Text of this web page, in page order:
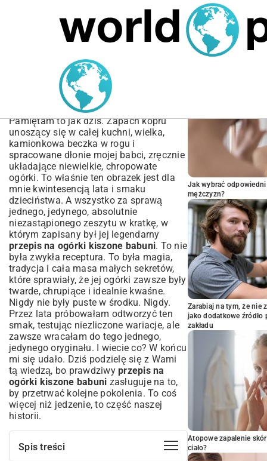
MARIUSZ ŁAMAGA 06.10.2025
Przepis na Ogórki Kiszone
Babuni – Tradycyjny Smak
Dzieciństwa
Pamiętam to jak dziś. Zapach kopru
unoszący się w całej kuchni, wielka,
kamionkowa beczka w rogu i
spracowane dłonie mojej babci, zręcznie
układające niewielkie, chropowate
ogórki. To właśnie ten obrazek jest dla
mnie kwintesencją lata i smaku
dzieciństwa. A wszystko za sprawą
jednego, jedynego, absolutnie
niezastąpionego zeszytu w kratkę, w
którym zapisany był jej legendarny
przepis na ogórki kiszone babuni. To nie
była zwykła receptura. To była magia,
tradycja i cała masa małych sekretów,
które sprawiały, że jej ogórki zawsze były
twarde, chrupiące i idealnie kwaśne.
Nigdy nie były puste w środku. Nigdy.
Przez lata próbowałam odtworzyć ten
smak, testując niezliczone wariacje, ale
zawsze wracałam do tego jednego,
jedynego oryginału. I wiecie co? W końcu
mi się udało. Dziś podzielę się z Wami
tą wiedzą, bo prawdziwy przepis na
ogórki kiszone babuni zasługuje na to,
by przetrwać kolejne pokolenia. To coś
więcej niż jedzenie, to część naszej
historii.
Spis treści
Jak wybrać
mężczyzn?
Zarabiaj na tym, że nie
jako dodatkowe
zakładu
Atopowe zapalenie
ciało?